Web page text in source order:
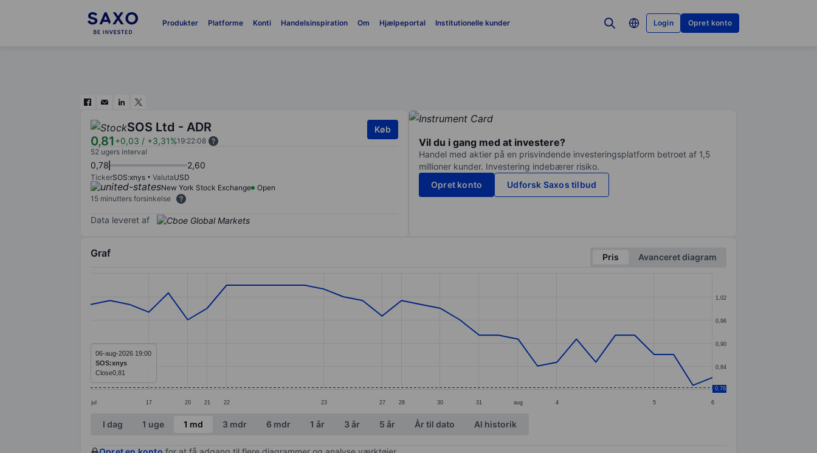
Produkter Platforme Konti Handelsinspiration Om Hjælpeportal Institutionelle kunder Login Opret konto
SOS Ltd - ADR
0,81+0,03 / +3,31%19:22:08
Køb
52 ugers interval
0,78 2,60
TickerSOS:xnys ValutaUSD
New York Stock Exchange
Open
15 minutters forsinkelse
Data leveret af
Vil du i gang med at investere?
Handel med aktier på en prisvindende investeringsplatform betroet af 1,5
millioner kunder. Investering indebærer risiko.
Opret konto
Udforsk Saxos tilbud
Graf Pris
Avanceret diagram
Line chart with 33 data points.
The chart has 1 X axis displaying categories.
jul 17 20 21 22 23 27 28 30 31 aug 4 5 6
0,84
0,90
0,96
1,02
0,78
06-aug-2026 19:00
SOS:xnys
Close0,81
End of interactive chart.
I dag 1 uge 1 md 3 mdr 6 mdr 1 år 3 år 5 år År til dato Al historik